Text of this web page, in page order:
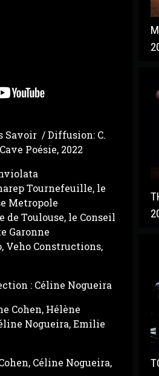
Savoir / Diffusion: C.
Poésie, 2022
Tournefeuille, le
Metropole
Toulouse, le Conseil
Garonne
Veho Constructions,
: Céline Nogueira
Cohen, Hélène
Nogueira, Emilie
Céline Nogueira,